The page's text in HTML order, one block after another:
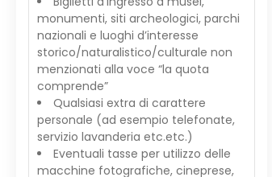
monumenti, siti archeologici, parchi
nazionali e luoghi d’interesse
storico/naturalistico/culturale non
menzionati alla voce “la quota
comprende”
Qualsiasi extra di carattere
personale (ad esempio telefonate,
servizio lavanderia etc.etc.)
Eventuali tasse per utilizzo delle
macchine fotografiche, cineprese,